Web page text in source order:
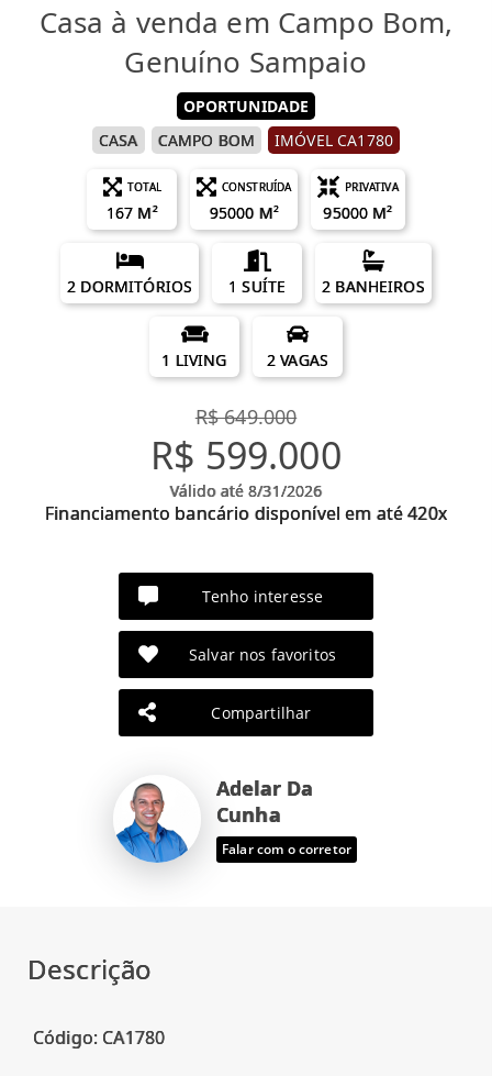
Casa à venda em Campo Bom,
Genuíno Sampaio
OPORTUNIDADE
CASA
CAMPO BOM IMÓVEL CA1780
TOTAL
167 M²
CONSTRUÍDA
95000 M²
PRIVATIVA
95000 M²
2 DORMITÓRIOS 1 SUÍTE 2 BANHEIROS
1 LIVING 2 VAGAS
R$ 649.000
R$ 599.000
Válido até 8/31/2026
Financiamento bancário disponível em até 420x
Tenho interesse
Salvar nos favoritos
Compartilhar
Adelar Da
Cunha
Falar com o corretor
Descrição
Código: CA1780